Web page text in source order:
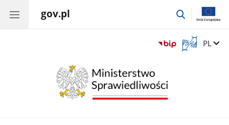
gov.pl
przejdź
Otwórz
okno
Zmień
PL